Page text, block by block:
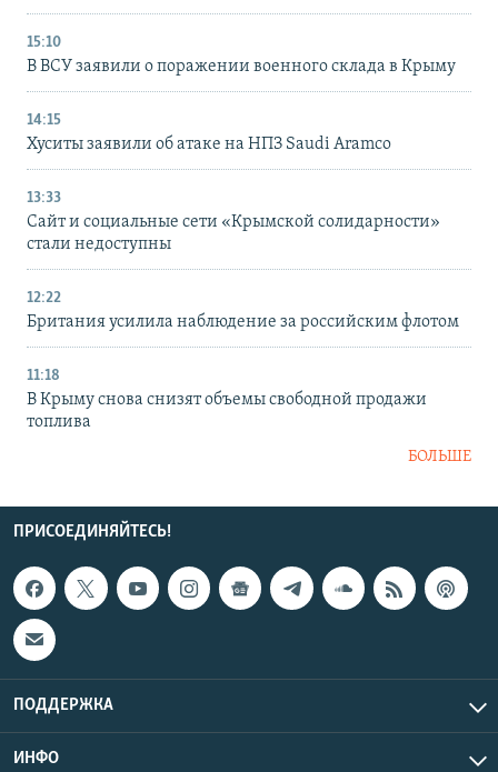
15:10
В ВСУ заявили о поражении военного склада в Крыму
14:15
Хуситы заявили об атаке на НПЗ Saudi Aramco
13:33
Сайт и социальные сети «Крымской солидарности»
стали недоступны
12:22
Британия усилила наблюдение за российским флотом
11:18
В Крыму снова снизят объемы свободной продажи
топлива
БОЛЬШЕ
ПРИСОЕДИНЯЙТЕСЬ!
ПОДДЕРЖКА
ИНФО